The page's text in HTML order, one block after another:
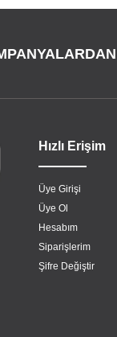
Hızlı Erişim
Üye Girişi
Üye Ol
Hesabım
Siparişlerim
Şifre Değiştir